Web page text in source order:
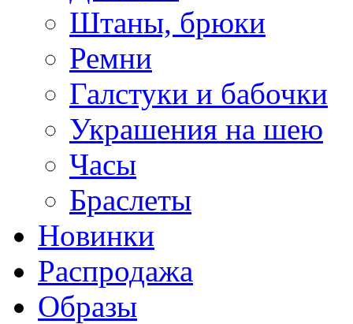
Штаны, брюки
Ремни
Галстуки и бабочки
Украшения на шею
Часы
Браслеты
Новинки
Распродажа
Образы